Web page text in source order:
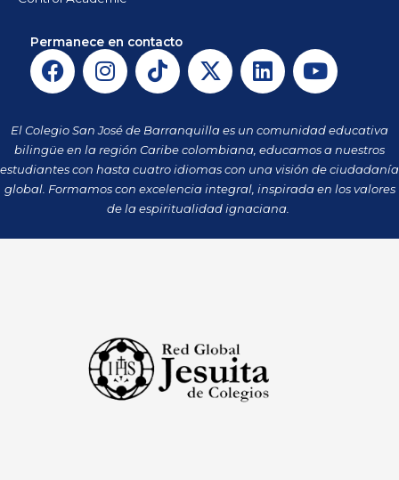
Permanece en contacto
F
a
e
b
o
o
I
n
t
a
g
r
a
m
T
i
t
o
k
X
-
w
i
t
t
e
r
L
i
k
e
d
i
n
Y
o
t
u
b
e
El Colegio San José de Barranquilla es un comunidad educativa
bilingüe en la región Caribe colombiana, educamos a nuestros
estudiantes con hasta cuatro idiomas con una visión de ciudadanía
global. Formamos con excelencia integral, inspirada en los valores
de la espiritualidad ignaciana.